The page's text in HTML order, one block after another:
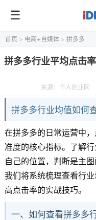
首页 > 电商+自媒体 > 拼多多
拼多多行业平均点击
来源： 个人创业网
拼多多行业均值如何
在拼多多的日常运营中
准度的核心指标。了解
自己的位置，判断是主
我们将系统梳理查看行
高点击率的实战技巧。
一、如何查看拼多多